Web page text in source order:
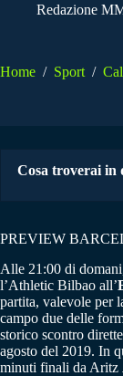
Redazione
Home / Sport /
Cosa troverai in
PREVIEW
Alle 21:00 di
l’Athletic Bilbao all’
partita, valevole per
campo due delle
storico scontro
agosto del 2019. In
minuti finali da Aritz